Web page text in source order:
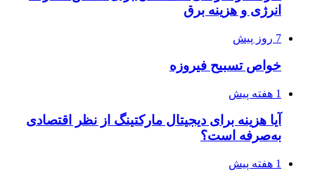
انرژی و هزینه برق
7 روز پیش
خواص تسبیح فیروزه
1 هفته پیش
آیا هزینه برای دیجیتال مارکتینگ از نظر اقتصادی
به‌صرفه است؟
1 هفته پیش